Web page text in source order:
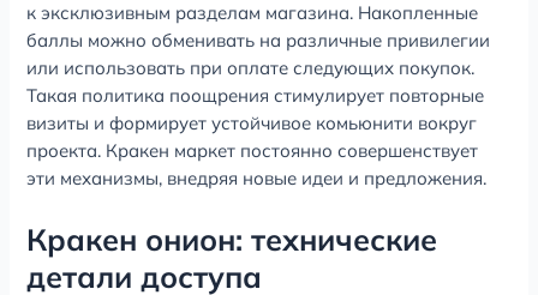
к эксклюзивным разделам магазина. Накопленные
баллы можно обменивать на различные привилегии
или использовать при оплате следующих покупок.
Такая политика поощрения стимулирует повторные
визиты и формирует устойчивое комьюнити вокруг
проекта. Кракен маркет постоянно совершенствует
эти механизмы, внедряя новые идеи и предложения.
Кракен онион: технические
детали доступа